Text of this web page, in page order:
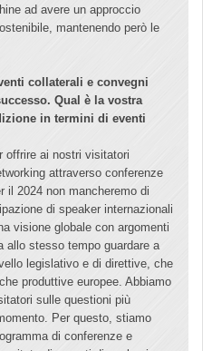
ad avere un approccio
mantenendo però le
collaterali e convegni
Qual è la vostra
in termini di eventi
offrire ai nostri visitatori
attraverso conferenze
il 2024 non mancheremo di
di speaker internazionali
visione globale con argomenti
allo stesso tempo guardare a
legislativo e di direttive, che
produttive europee. Abbiamo
sulle questioni più
Per questo, stiamo
di conferenze e